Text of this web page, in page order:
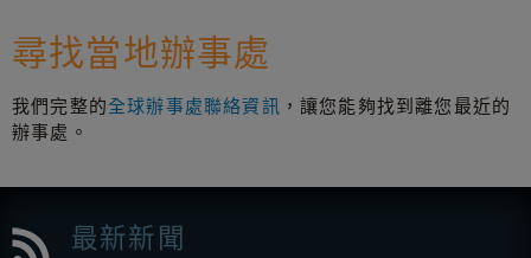
尋找當地辦事處
我們完整的全球辦事處聯絡資訊 ，讓您能夠找到離您最近的
辦事處。
最新新聞